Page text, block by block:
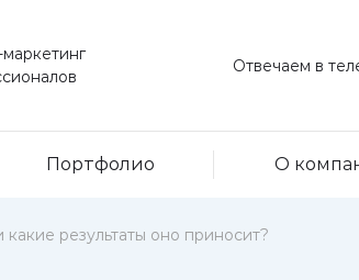
Отвечаем в
Портфолио О
результаты оно приносит?